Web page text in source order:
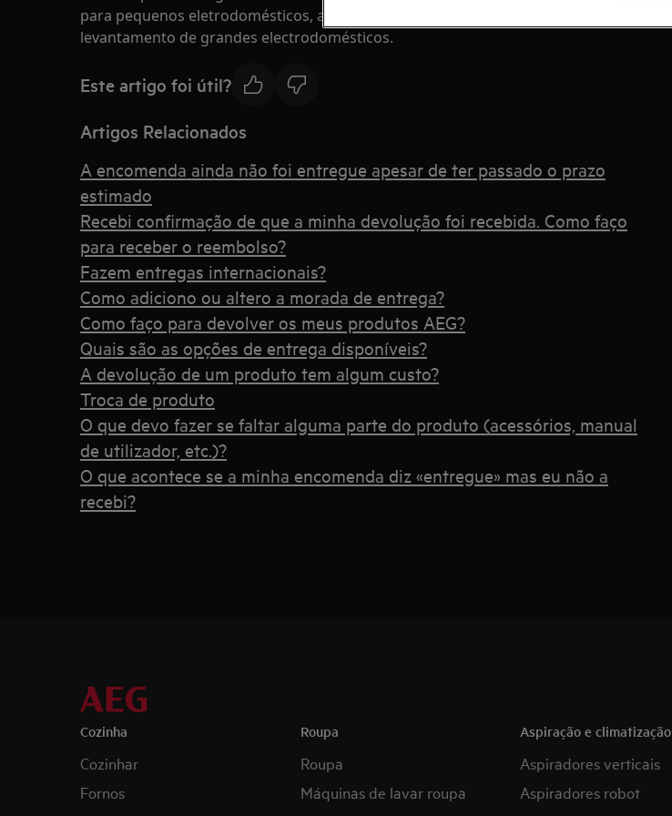
para pequenos eletrodomésticos, acessórios e consumíveis. Não é possível fazer o
levantamento de grandes electrodomésticos.
Este artigo foi útil?
Artigos Relacionados
A encomenda ainda não foi entregue apesar de ter passado o prazo
estimado
Recebi confirmação de que a minha devolução foi recebida. Como faço
para receber o reembolso?
Fazem entregas internacionais?
Como adiciono ou altero a morada de entrega?
Como faço para devolver os meus produtos AEG?
Quais são as opções de entrega disponíveis?
A devolução de um produto tem algum custo?
Troca de produto
O que devo fazer se faltar alguma parte do produto (acessórios, manual
de utilizador, etc.)?
O que acontece se a minha encomenda diz «entregue» mas eu não a
recebi?
Cozinha
Cozinhar
Fornos
Roupa
Roupa
Máquinas de lavar roupa
Aspiração e climatização
Aspiradores verticais
Aspiradores robot